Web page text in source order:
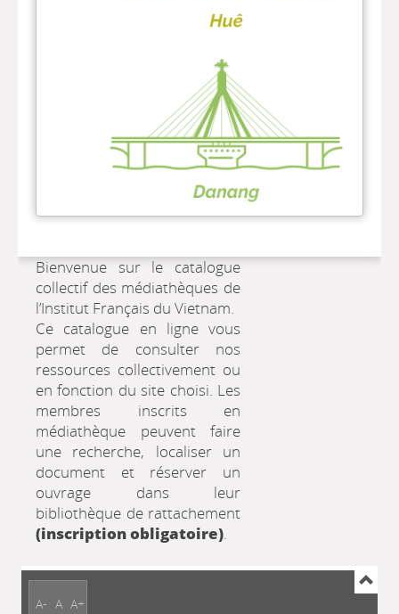
Bienvenue sur le catalogue
collectif des médiathèques de
l’Institut Français du Vietnam.
Ce catalogue en ligne vous
permet de consulter nos
ressources collectivement ou
en fonction du site choisi. Les
membres inscrits en
médiathèque peuvent faire
une recherche, localiser un
document et réserver un
ouvrage dans leur
bibliothèque de rattachement
(inscription obligatoire).
A- A A+